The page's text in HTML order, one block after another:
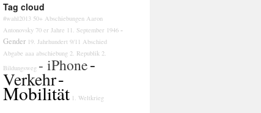
Tag cloud
#wahl2013 50+ Abschiebungen Aaron
Antonovsky 70 er Jahre 11. September 1946 -
Gender 19. Jahrhundert 9/11 Abschied
Abgabe aaa abschiebung 2. Republik 2.
Bildungsweg - iPhone-
Verkehr-
Mobilität 1. Weltkrieg